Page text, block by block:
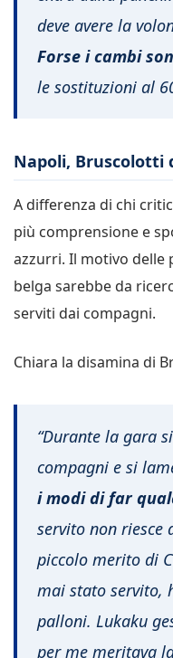
deve avere la
Forse i cambi
le sostituzioni al
Napoli, Bruscolotti
A differenza di chi
più comprensione e
azzurri. Il motivo delle
belga sarebbe da
serviti dai compagni.
Chiara la disamina di
“Durante la gara
compagni e si
i modi di far
servito non riesce
piccolo merito di
mai stato servito,
palloni. Lukaku
per me meritava